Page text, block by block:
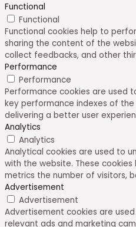
Functional
Functional
Functional cookies help to
sharing the content of the
collect feedbacks, and other
Performance
Performance
Performance cookies are used
key performance indexes of the
delivering a better user
Analytics
Analytics
Analytical cookies are used to
with the website. These
metrics the number of visitors,
Advertisement
Advertisement
Advertisement cookies are
relevant ads and marketing